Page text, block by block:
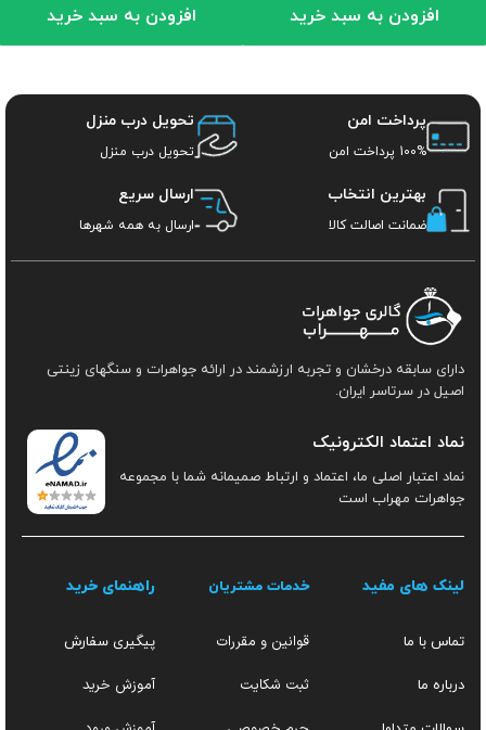
افزودن به سبد خرید افزودن به سبد خرید
پرداخت امن
100% پرداخت امن
تحویل درب منزل
تحویل درب منزل
بهترین انتخاب
ضمانت اصالت کالا
ارسال سریع
ارسال به همه شهرها
دارای سابقه درخشان و تجربه ارزشمند در ارائه جواهرات و سنگهای زینتی
اصیل در سرتاسر ایران.
نماد اعتماد الکترونیک
نماد اعتبار اصلی ما، اعتماد و ارتباط صمیمانه شما با مجموعه
جواهرات مهراب است
لینک های مفید
تماس با ما
درباره ما
خدمات مشتریان
قوانین و مقررات
ثبت شکایت
راهنمای خرید
پیگیری سفارش
آموزش خرید